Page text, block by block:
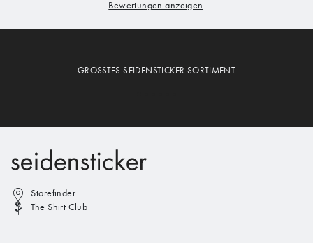
GRÖSSTES SEIDENSTICKER SORTIMENT
Storefinder
The Shirt Club